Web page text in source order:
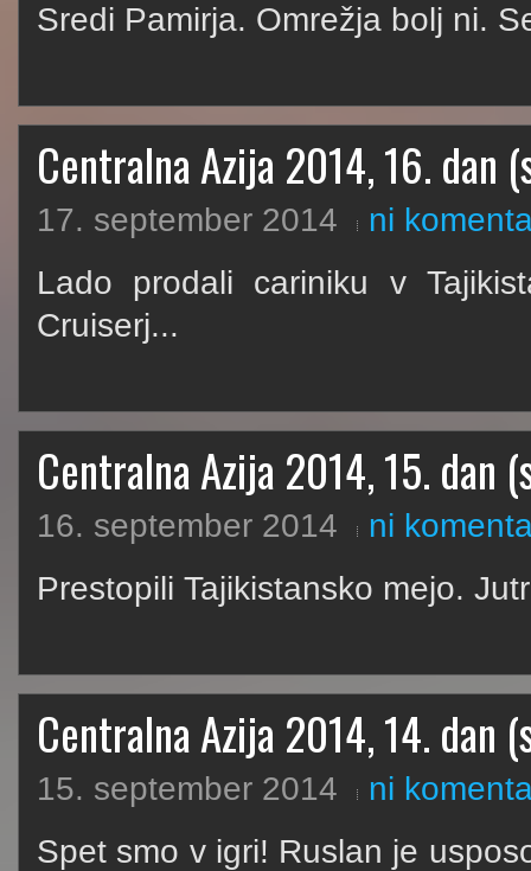
Sredi Pamirja. Omrežja bolj ni.
Centralna Azija 2014, 16. dan
17. september 2014
ni
Lado prodali cariniku v
Cruiserj...
Centralna Azija 2014, 15. dan
16. september 2014
ni
Prestopili Tajikistansko mejo.
Centralna Azija 2014, 14. dan
15. september 2014
ni
Spet smo v igri! Ruslan je